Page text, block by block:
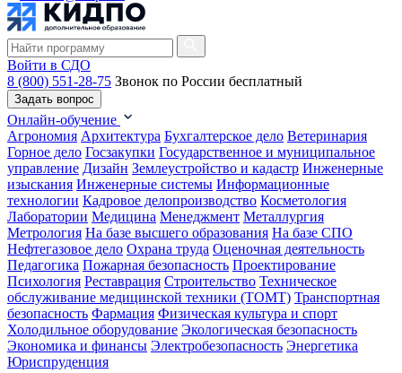
Войти в СДО
8 (800) 551-28-75 Звонок по России бесплатный
Задать вопрос
Онлайн-обучение
Агрономия Архитектура Бухгалтерское дело Ветеринария
Горное дело Госзакупки Государственное и муниципальное
управление Дизайн Землеустройство и кадастр Инженерные
изыскания Инженерные системы Информационные
технологии Кадровое делопроизводство Косметология
Лаборатории Медицина Менеджмент Металлургия
Метрология На базе высшего образования На базе СПО
Нефтегазовое дело Охрана труда Оценочная деятельность
Педагогика Пожарная безопасность Проектирование
Психология Реставрация Строительство Техническое
обслуживание медицинской техники (ТОМТ) Транспортная
безопасность Фармация Физическая культура и спорт
Холодильное оборудование Экологическая безопасность
Экономика и финансы Электробезопасность Энергетика
Юриспруденция